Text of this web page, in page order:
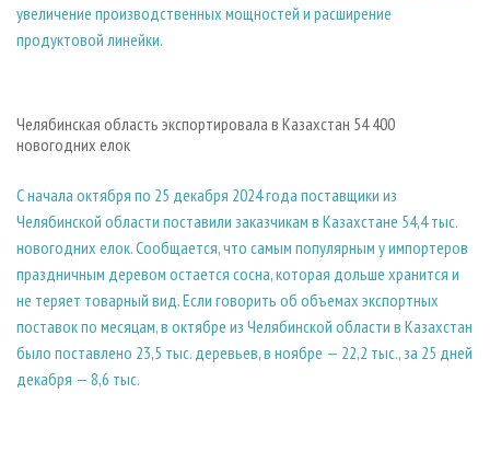
увеличение производственных мощностей и расширение
продуктовой линейки.
Челябинская область экспортировала в Казахстан 54 400
новогодних елок
С начала октября по 25 декабря 2024 года поставщики из
Челябинской области поставили заказчикам в Казахстане 54,4 тыс.
новогодних елок. Сообщается, что самым популярным у импортеров
праздничным деревом остается сосна, которая дольше хранится и
не теряет товарный вид. Если говорить об объемах экспортных
поставок по месяцам, в октябре из Челябинской области в Казахстан
было поставлено 23,5 тыс. деревьев, в ноябре — 22,2 тыс., за 25 дней
декабря — 8,6 тыс.